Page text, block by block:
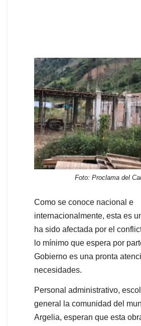
Foto: Proclama del
Como se conoce nacional e
internacionalmente, esta es
ha sido afectada por el
lo mínimo que espera por
Gobierno es una pronta
necesidades.
Personal administrativo,
general la comunidad del
Argelia, esperan que esta